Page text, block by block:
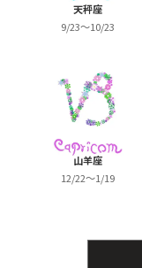
天秤座
9/23～10/23
山羊座
12/22～1/19